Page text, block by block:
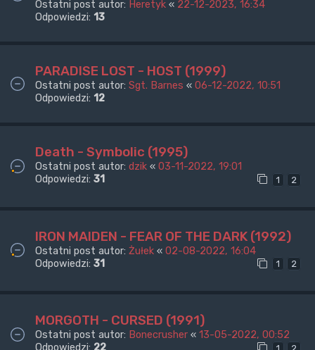
Ostatni post autor: Heretyk « 22-12-2023, 16:34
Odpowiedzi: 13
PARADISE LOST - HOST (1999)
Ostatni post autor: Sgt. Barnes « 06-12-2022, 10:51
Odpowiedzi: 12
Death - Symbolic (1995)
Ostatni post autor: dzik « 03-11-2022, 19:01
Odpowiedzi: 31 1 2
IRON MAIDEN - FEAR OF THE DARK (1992)
Ostatni post autor: Żułek « 02-08-2022, 16:04
Odpowiedzi: 31 1 2
MORGOTH - CURSED (1991)
Ostatni post autor: Bonecrusher « 13-05-2022, 00:52